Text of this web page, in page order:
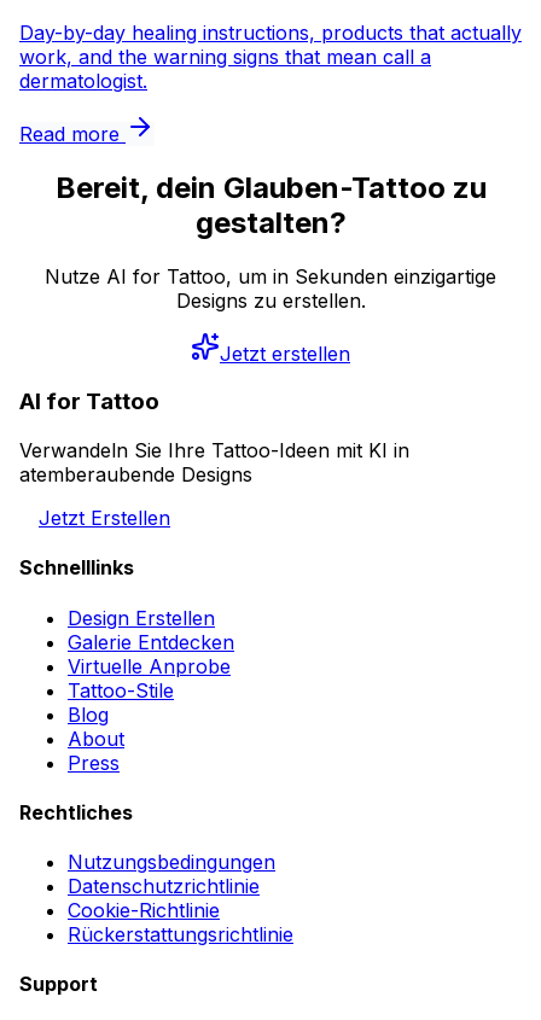
Day-by-day healing instructions, products that actually
work, and the warning signs that mean call a
dermatologist.
Read more
Bereit, dein Glauben-Tattoo zu
gestalten?
Nutze AI for Tattoo, um in Sekunden einzigartige
Designs zu erstellen.
Jetzt erstellen
AI for Tattoo
Verwandeln Sie Ihre Tattoo-Ideen mit KI in
atemberaubende Designs
Jetzt Erstellen
Schnelllinks
Design Erstellen
Galerie Entdecken
Virtuelle Anprobe
Tattoo-Stile
Blog
About
Press
Rechtliches
Nutzungsbedingungen
Datenschutzrichtlinie
Cookie-Richtlinie
Rückerstattungsrichtlinie
Support